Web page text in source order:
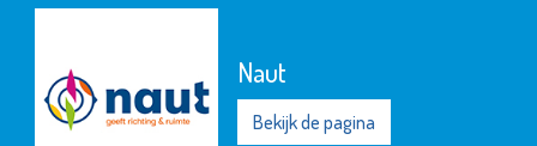
Naut
Bekijk de pagina